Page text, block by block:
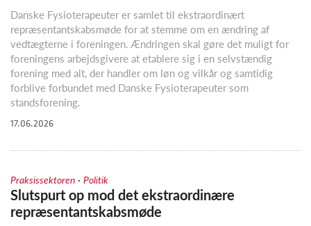
Danske Fysioterapeuter er samlet til ekstraordinært
repræsentantskabsmøde for at stemme om en ændring af
vedtægterne i foreningen. Ændringen skal gøre det muligt for
foreningens arbejdsgivere at etablere sig i en selvstændig
forening med alt, der handler om løn og vilkår og samtidig
forblive forbundet med Danske Fysioterapeuter som
standsforening.
17.06.2026
Praksissektoren · Politik
Slutspurt op mod det ekstraordinære
repræsentantskabsmøde